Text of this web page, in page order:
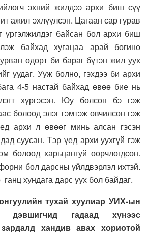
эхний жилдээ архи биш сүү
ажил эхлүүлсэн. Цагаан сар гурав
үргэлжилдэг байсан бол архи биш
байхад хугацаа арай богино
өдөрт би бараг бүтэн жил уух
уудаг. Ууж болно, гэхдээ би архи
4-5 настай байхад өвөө бие нь
хүргэсэн. Юу болсон бэ гэж
болоод элэг гэмтэж өвчилсөн гэж
архи л өвөөг минь алсан гэсэн
суусан. Тэр үед архи уухгүй гэж
болоод харьцангуй өөрчлөгдсөн.
бол дарсны үйлдвэрлэл ихтэй.
хундага дарс уух бол байдаг.
тухай хуулиар УИХ-ын
дэвшигчид гадаад хүнээс
хандив авах хориотой